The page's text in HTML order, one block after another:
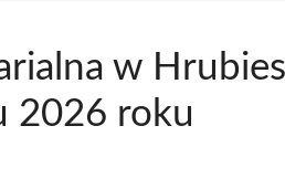
w
2026 roku